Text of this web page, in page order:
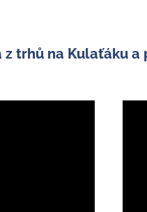
z trhů na Kulaťáku a